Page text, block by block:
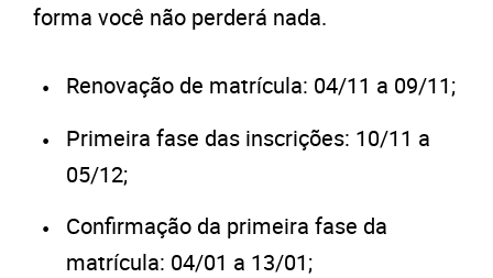
forma você não perderá nada.
Renovação de matrícula: 04/11 a 09/11;
Primeira fase das inscrições: 10/11 a
05/12;
Confirmação da primeira fase da
matrícula: 04/01 a 13/01;